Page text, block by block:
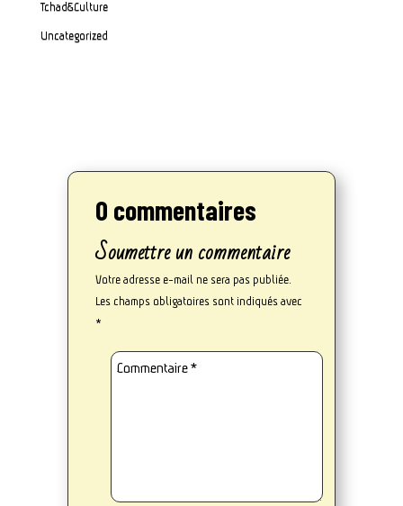
Tchad&Culture
Uncategorized
0 commentaires
Soumettre un commentaire
Votre adresse e-mail ne sera pas publiée.
Les champs obligatoires sont indiqués avec
*